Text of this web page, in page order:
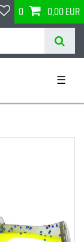
0 0,00 EUR
☰